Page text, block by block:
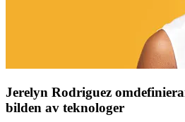
Jerelyn Rodriguez
bilden av teknologer